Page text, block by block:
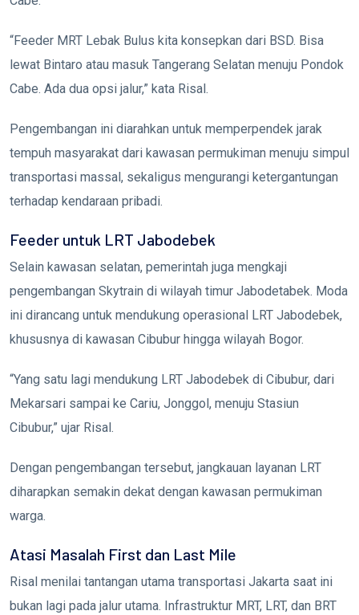
“Feeder MRT Lebak Bulus kita konsepkan dari BSD. Bisa
lewat Bintaro atau masuk Tangerang Selatan menuju Pondok
Cabe. Ada dua opsi jalur,” kata Risal.
Pengembangan ini diarahkan untuk memperpendek jarak
tempuh masyarakat dari kawasan permukiman menuju simpul
transportasi massal, sekaligus mengurangi ketergantungan
terhadap kendaraan pribadi.
Feeder untuk LRT Jabodebek
Selain kawasan selatan, pemerintah juga mengkaji
pengembangan Skytrain di wilayah timur Jabodetabek. Moda
ini dirancang untuk mendukung operasional LRT Jabodebek,
khususnya di kawasan Cibubur hingga wilayah Bogor.
“Yang satu lagi mendukung LRT Jabodebek di Cibubur, dari
Mekarsari sampai ke Cariu, Jonggol, menuju Stasiun
Cibubur,” ujar Risal.
Dengan pengembangan tersebut, jangkauan layanan LRT
diharapkan semakin dekat dengan kawasan permukiman
warga.
Atasi Masalah First dan Last Mile
Risal menilai tantangan utama transportasi Jakarta saat ini
bukan lagi pada jalur utama. Infrastruktur MRT, LRT, dan BRT